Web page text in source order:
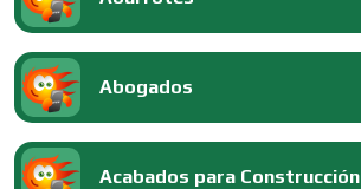
Abogados
Acabados para Construcción